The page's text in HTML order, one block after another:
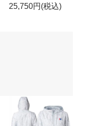
25,750円(税込)